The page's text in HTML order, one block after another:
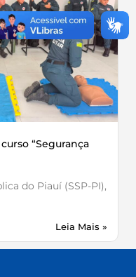
“Segurança
do Piauí (SSP-PI),
Leia Mais »